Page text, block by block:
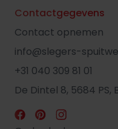
Contactgegevens
Contact opnemen
info@slegers-
+31 040 309 81 01
De Dintel 8, 5684 PS,